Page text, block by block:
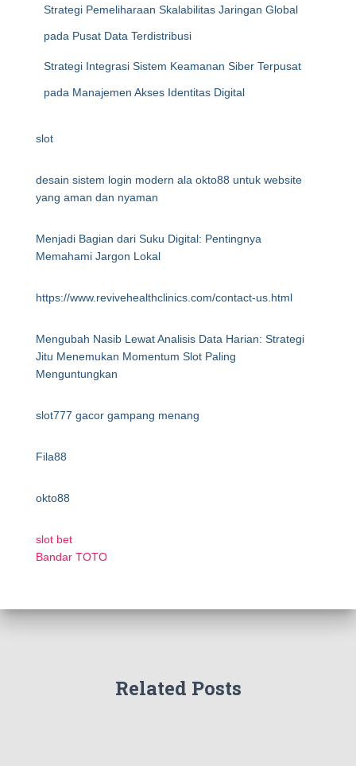
Strategi Pemeliharaan Skalabilitas Jaringan Global
pada Pusat Data Terdistribusi
Strategi Integrasi Sistem Keamanan Siber Terpusat
pada Manajemen Akses Identitas Digital
slot
desain sistem login modern ala okto88 untuk website
yang aman dan nyaman
Menjadi Bagian dari Suku Digital: Pentingnya
Memahami Jargon Lokal
https://www.revivehealthclinics.com/contact-us.html
Mengubah Nasib Lewat Analisis Data Harian: Strategi
Jitu Menemukan Momentum Slot Paling
Menguntungkan
slot777 gacor gampang menang
Fila88
okto88
slot bet
Bandar TOTO
Related Posts